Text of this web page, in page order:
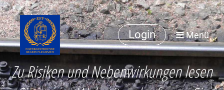
Login Menü
Zu Risiken und Nebenwirkungen lesen